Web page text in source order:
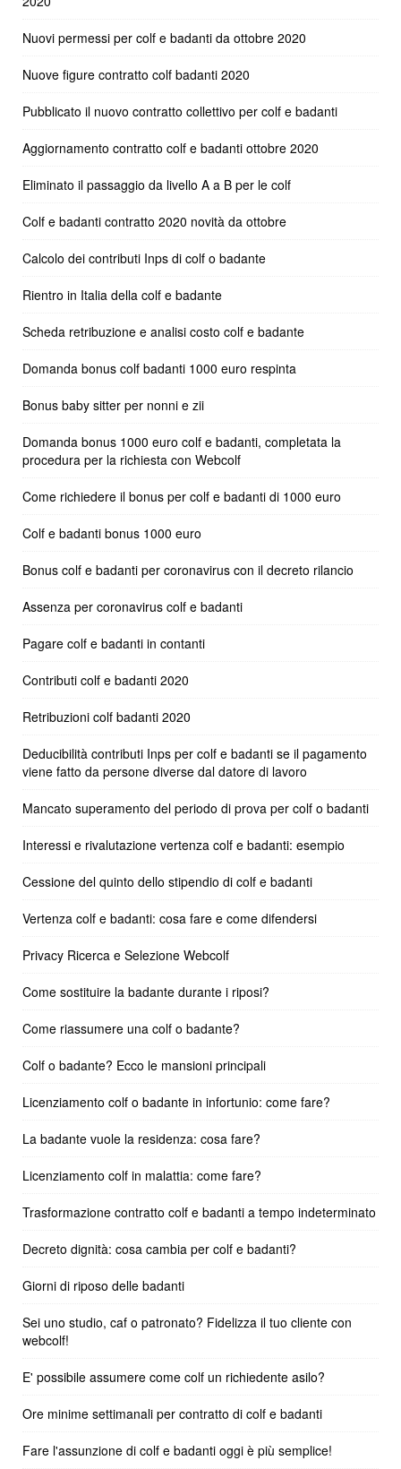
Nuovi permessi per colf e badanti da ottobre 2020
Nuove figure contratto colf badanti 2020
Pubblicato il nuovo contratto collettivo per colf e badanti
Aggiornamento contratto colf e badanti ottobre 2020
Eliminato il passaggio da livello A a B per le colf
Colf e badanti contratto 2020 novità da ottobre
Calcolo dei contributi Inps di colf o badante
Rientro in Italia della colf e badante
Scheda retribuzione e analisi costo colf e badante
Domanda bonus colf badanti 1000 euro respinta
Bonus baby sitter per nonni e zii
Domanda bonus 1000 euro colf e badanti, completata la
procedura per la richiesta con Webcolf
Come richiedere il bonus per colf e badanti di 1000 euro
Colf e badanti bonus 1000 euro
Bonus colf e badanti per coronavirus con il decreto rilancio
Assenza per coronavirus colf e badanti
Pagare colf e badanti in contanti
Contributi colf e badanti 2020
Retribuzioni colf badanti 2020
Deducibilità contributi Inps per colf e badanti se il pagamento
viene fatto da persone diverse dal datore di lavoro
Mancato superamento del periodo di prova per colf o badanti
Interessi e rivalutazione vertenza colf e badanti: esempio
Cessione del quinto dello stipendio di colf e badanti
Vertenza colf e badanti: cosa fare e come difendersi
Privacy Ricerca e Selezione Webcolf
Come sostituire la badante durante i riposi?
Come riassumere una colf o badante?
Colf o badante? Ecco le mansioni principali
Licenziamento colf o badante in infortunio: come fare?
La badante vuole la residenza: cosa fare?
Licenziamento colf in malattia: come fare?
Trasformazione contratto colf e badanti a tempo indeterminato
Decreto dignità: cosa cambia per colf e badanti?
Giorni di riposo delle badanti
Sei uno studio, caf o patronato? Fidelizza il tuo cliente con
webcolf!
E' possibile assumere come colf un richiedente asilo?
Ore minime settimanali per contratto di colf e badanti
Fare l'assunzione di colf e badanti oggi è più semplice!